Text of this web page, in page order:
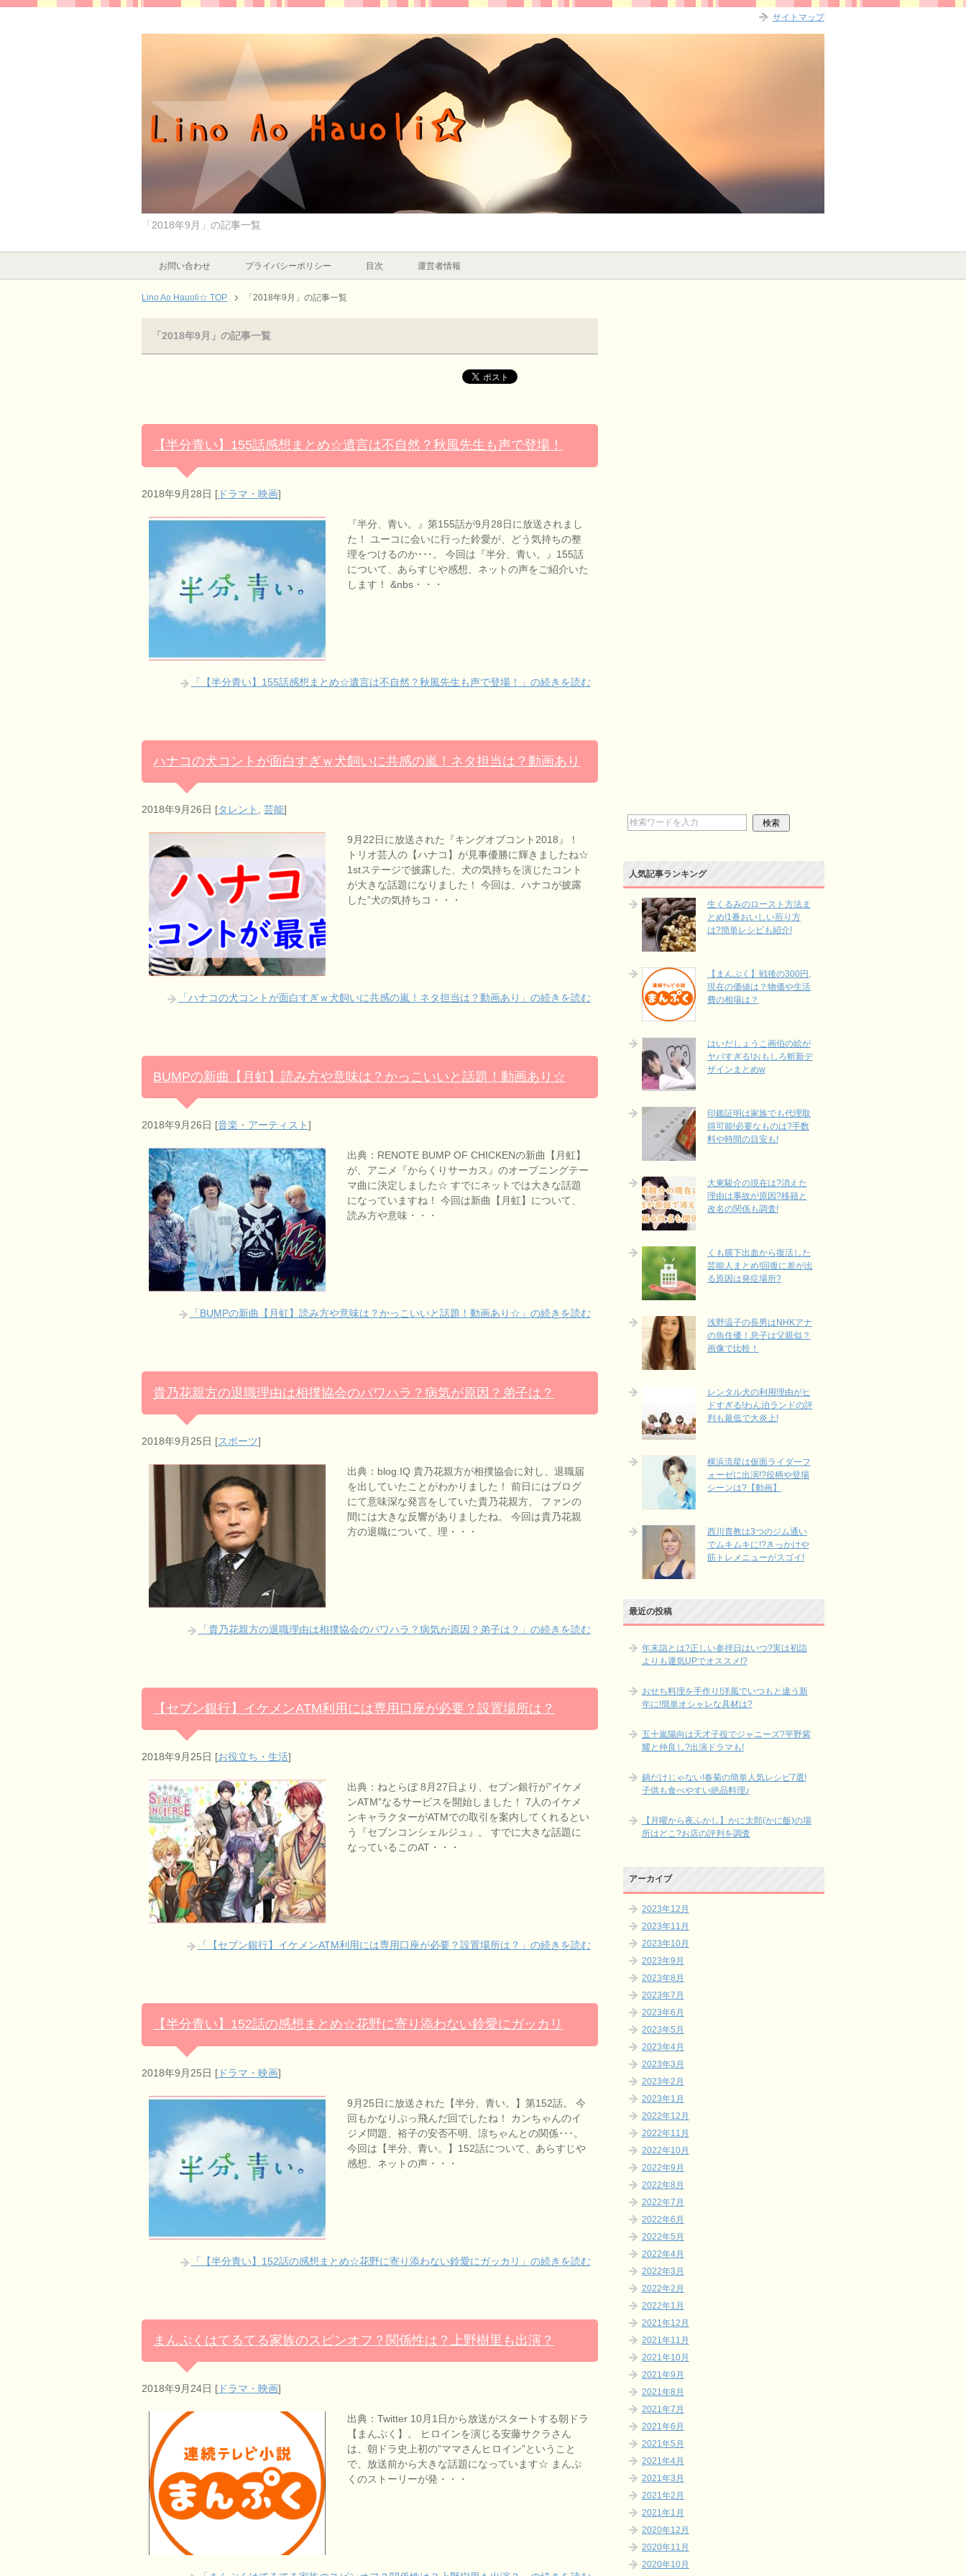
「2018年9月」の記事一覧
お問い合わせ プライバシーポリシー 目次 運営者情報
Lino Ao Hauoli☆ TOP 「2018年9月」の記事一覧
「2018年9月」の記事一覧
【半分青い】155話感想まとめ☆遺言は不自然？秋風先生も声で登場！
2018年9月28日 [ ドラマ・映画]
『半分、青い。』第155話が9月28日に放送されまし
た！ ユーコに会いに行った鈴愛が、どう気持ちの整
理をつけるのか･･･。 今回は『半分、青い。』155話
について、あらすじや感想、ネットの声をご紹介いた
します！ &nbs・・・
「【半分青い】155話感想まとめ☆遺言は不自然？秋風先生も声で登場！」の続きを読む
ハナコの犬コントが面白すぎｗ犬飼いに共感の嵐！ネタ担当は？動画あり
2018年9月26日 [タレント 芸能]
9月22日に放送された『キングオブコント2018』！
トリオ芸人の【ハナコ】が見事優勝に輝きましたね☆
1stステージで披露した、犬の気持ちを演じたコント
が大きな話題になりました！ 今回は、ハナコが披露
した”犬の気持ちコ・・・
「ハナコの犬コントが面白すぎｗ犬飼いに共感の嵐！ネタ担当は？動画あり」の続きを読む
BUMPの新曲【月虹】読み方や意味は？かっこいいと話題！動画あり☆
2018年9月26日 [音楽・アーティスト]
出典：RENOTE BUMP OF CHICKENの新曲【月虹】
が、アニメ『からくりサーカス』のオープニングテー
マ曲に決定しました☆ すでにネットでは大きな話題
になっていますね！ 今回は新曲【月虹】について、
読み方や意味・・・
「BUMPの新曲【月虹】読み方や意味は？かっこいいと話題！動画あり☆」の続きを読む
貴乃花親方の退職理由は相撲協会のパワハラ？病気が原因？弟子は？
2018年9月25日 [スポーツ]
出典：blog.IQ 貴乃花親方が相撲協会に対し、退職届
を出していたことがわかりました！ 前日にはブログ
にて意味深な発言をしていた貴乃花親方。 ファンの
間には大きな反響がありましたね。 今回は貴乃花親
方の退職について、理・・・
「貴乃花親方の退職理由は相撲協会のパワハラ？病気が原因？弟子は？」の続きを読む
【セブン銀行】イケメンATM利用には専用口座が必要？設置場所は？
2018年9月25日 [お役立ち・生活]
出典：ねとらぼ 8月27日より、セブン銀行が”イケメ
ンATM”なるサービスを開始しました！ 7人のイケメ
ンキャラクターがATMでの取引を案内してくれるとい
う『セブンコンシェルジュ』。 すでに大きな話題に
なっているこのAT・・・
「【セブン銀行】イケメンATM利用には専用口座が必要？設置場所は？」の続きを読む
【半分青い】152話の感想まとめ☆花野に寄り添わない鈴愛にガッカリ
2018年9月25日 [ ドラマ・映画]
9月25日に放送された【半分、青い。】第152話。 今
回もかなりぶっ飛んだ回でしたね！ カンちゃんのイ
ジメ問題、裕子の安否不明、涼ちゃんとの関係･･･。
今回は【半分、青い。】152話について、あらすじや
感想、ネットの声・・・
「【半分青い】152話の感想まとめ☆花野に寄り添わない鈴愛にガッカリ」の続きを読む
まんぷくはてるてる家族のスピンオフ？関係性は？上野樹里も出演？
2018年9月24日 [ ドラマ・映画]
出典：Twitter 10月1日から放送がスタートする朝ドラ
【まんぷく】。 ヒロインを演じる安藤サクラさん
は、朝ドラ史上初の”ママさんヒロイン”ということ
で、放送前から大きな話題になっています☆ まんぷ
くのストーリーが発・・・
人気記事ランキング
生くるみのロースト方法ま
とめ!1番おいしい煎り方
は?簡単レシピも紹介!
【まんぷく】戦後の300円,
現在の価値は？物価や生活
費の相場は？
はいだしょうこ画伯の絵が
ヤバすぎる!おもしろ斬新デ
ザインまとめw
印鑑証明は家族でも代理取
得可能!必要なものは?手数
料や時間の目安も!
大東駿介の現在は?消えた
理由は事故が原因?移籍と
改名の関係も調査!
くも膜下出血から復活した
芸能人まとめ!回復に差が出
る原因は発症場所?
浅野温子の長男はNHKアナ
の魚住優！息子は父親似？
画像で比較！
レンタル犬の利用理由がヒ
ドすぎる!わん泊ランドの評
判も最低で大炎上!
横浜流星は仮面ライダーフ
ォーゼに出演!?役柄や登場
シーンは?【動画】
西川貴教は3つのジム通い
でムキムキに!?きっかけや
筋トレメニューがスゴイ!
最近の投稿
年末詣とは?正しい参拝日はいつ?実は初詣
よりも運気UPでオススメ!?
おせち料理を手作り!洋風でいつもと違う新
年に!簡単オシャレな具材は?
五十嵐陽向は天才子役でジャニーズ?平野紫
耀と仲良し?出演ドラマも!
鍋だけじゃない!春菊の簡単人気レシピ7選!
子供も食べやすい絶品料理♪
【月曜から夜ふかし】かに太郎(かに飯)の場
所はどこ?お店の評判を調査
アーカイブ
2023年12月
2023年11月
2023年10月
2023年9月
2023年8月
2023年7月
2023年6月
2023年5月
2023年4月
2023年3月
2023年2月
2023年1月
2022年12月
2022年11月
2022年10月
2022年9月
2022年8月
2022年7月
2022年6月
2022年5月
2022年4月
2022年3月
2022年2月
2022年1月
2021年12月
2021年11月
2021年10月
2021年9月
2021年8月
2021年7月
2021年6月
2021年5月
2021年4月
2021年3月
2021年2月
2021年1月
2020年12月
2020年11月
2020年10月
サイトマップ